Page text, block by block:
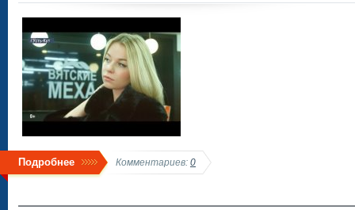
Подробнее Комментариев: 0